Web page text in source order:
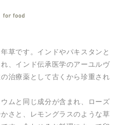
草です。インドやパキスタンと
、インド伝承医学のアーユルヴ
治療薬として古くから珍重され
ムと同じ成分が含まれ、ローズ
さと、レモングラスのような草